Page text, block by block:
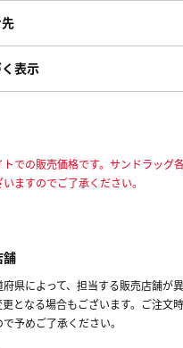
表示
での販売価格です。サンドラッグ
ますのでご了承ください。
舗
県によって、担当する販売店舗が
となる場合もございます。ご注文
予めご了承ください。